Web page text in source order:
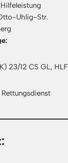
Uhlig-Str.
23/12 CS GL,
Rettungsdienst